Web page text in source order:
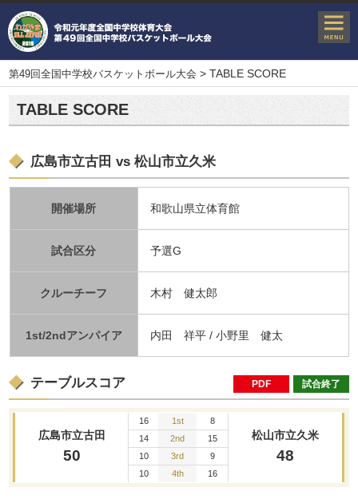
第49回全国中学校バスケットボール大会 >TABLE SCORE
TABLE SCORE
広島市立古田 vs 松山市立久米
開催場所 和歌山県立体育館
試合区分 予選G
クルーチーフ 木村 健太郎
1st/2ndアンパイア 内田 祥平 / 小野里 健太
テーブルスコア PDF 試合終了
広島市立古田
50
16 1st 8
松山市立久米
48
14 2nd
15
10
3rd
9
10
4th 16